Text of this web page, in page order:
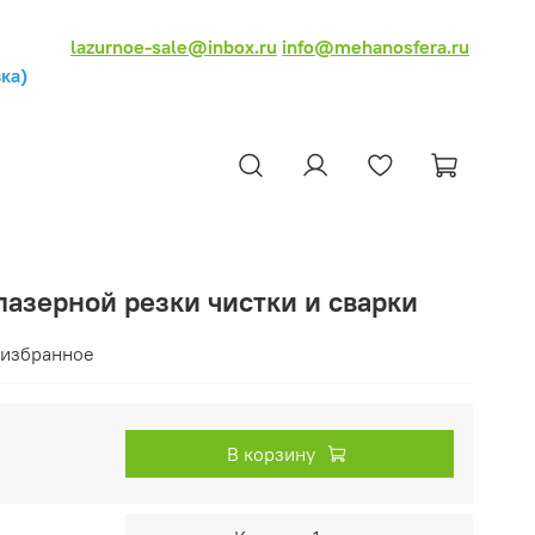
lazurnoe-sale@inbox.ru info@mehanosfera.ru
резки чистки и сварки
В корзину